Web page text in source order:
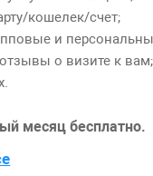
кошелек/счет;
и
о визите к вам;
месяц бесплатно.